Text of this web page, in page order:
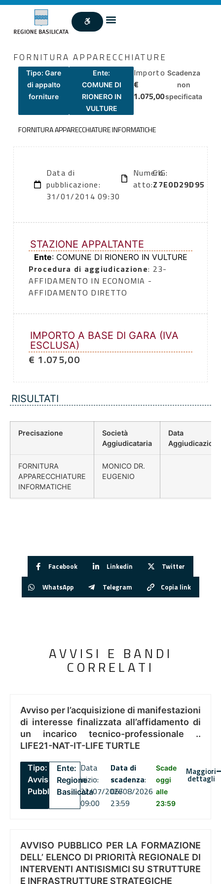
FORNITURA APPARECCHIATURE
Tipo: Gare
di appalto
forniture
Ente:
COMUNE DI
RIONERO IN
VULTURE
Importo
€
1.075,00
Scadenza
non
specificata
FORNITURA APPARECCHIATURE INFORMATICHE
Data di
pubblicazione:
31/01/2014 09:30
Numero
atto:
CIG:
Z7E0D29D95
STAZIONE APPALTANTE
Ente: COMUNE DI RIONERO IN VULTURE
Procedura di aggiudicazione: 23-
AFFIDAMENTO IN ECONOMIA -
AFFIDAMENTO DIRETTO
IMPORTO A BASE DI GARA (IVA
ESCLUSA)
€ 1.075,00
RISULTATI
Precisazione
Società
Aggiudicataria
Data
FORNITURA
APPARECCHIATURE
INFORMATICHE
MONICO DR.
EUGENIO
Facebook Linkedin Twitter
WhatsApp Telegram Copia link
AVVISI E BANDI
CORRELATI
Avviso per l’acquisizione di manifestazioni
di interesse finalizzata all’affidamento di
un incarico tecnico-professionale ..
LIFE21-NAT-IT-LIFE TURTLE
Tipo:
Avviso
Pubblico
Ente:
Regione
Basilicata
Data
inizio:
22/07/2026
09:00
Data di
scadenza:
06/08/2026
23:59
Scade
oggi
alle
23:59
Maggiori
dettagli
AVVISO PUBBLICO PER LA FORMAZIONE
DELL’ ELENCO DI PRIORITÀ REGIONALE DI
INTERVENTI ANTISISMICI SU STRUTTURE
E INFRASTRUTTURE STRATEGICHE